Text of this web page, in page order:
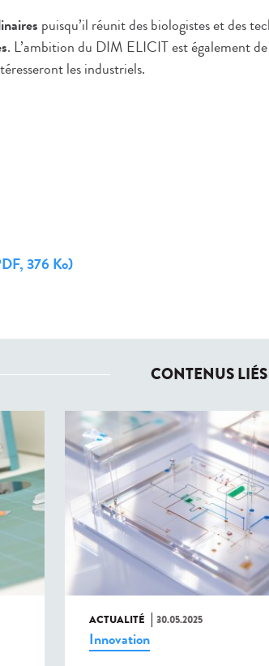
puisqu’il réunit des biologistes et des
. L’ambition du DIM ELICIT est également
les industriels.
376 Ko)
CONTENUS LIÉS
ACTUALITÉ 30.05.2025
Innovation